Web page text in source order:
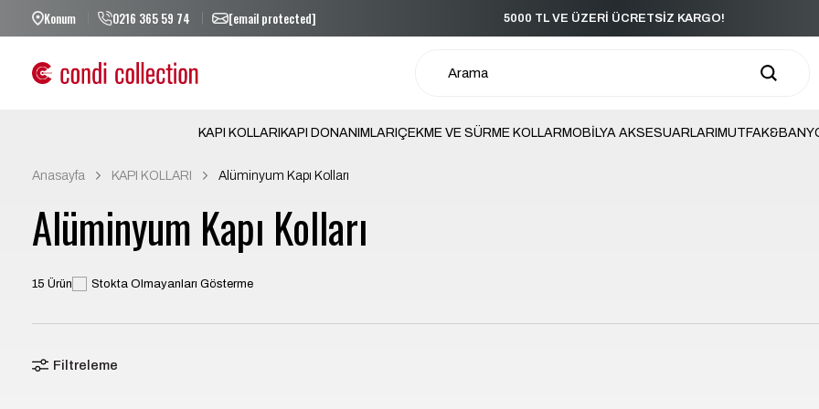
Konum 0216 365 59 74 [email protected]
5000 TL VE ÜZERİ ÜCRETSİZ KARGO! 5000 TL VE ÜZERİ ÜCRETSİZ KARGO!
KAPI KOLLARIKAPI DONANIMLARIÇEKME VE SÜRME KOLLARMOBİLYA AKSESUARLARI
Anasayfa KAPI KOLLARI Alüminyum Kapı Kolları
Alüminyum Kapı Kolları
15 Ürün Stokta Olmayanları Gösterme
Filtreleme